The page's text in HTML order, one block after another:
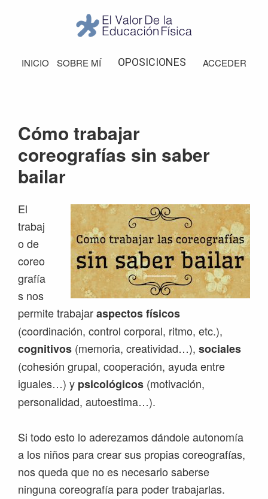
navegación
principal
barra
Valor
de
INICIO SOBRE MÍ OPOSICIONES ACCEDER
Cómo trabajar
coreografías sin saber
bailar
El
trabaj
o de
coreo
grafía
s nos
permite trabajaraspectos físicos
(coordinación, control corporal, ritmo, etc.),
cognitivos (memoria, creatividad…), sociales
(cohesión grupal, cooperación, ayuda entre
iguales…) y psicológicos (motivación,
personalidad, autoestima…).
Si todo esto lo aderezamos dándole autonomía
a los niños para crear sus propias coreografías,
nos queda que no es necesario saberse
ninguna coreografía para poder trabajarlas.